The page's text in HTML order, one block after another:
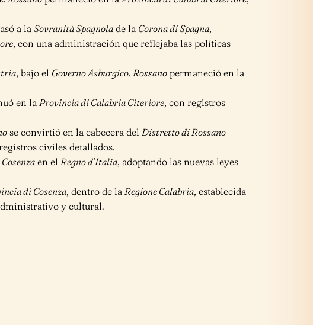
a la Sovranità Spagnola de la Corona di Spagna,
, con una administración que reflejaba las políticas
, bajo el Governo Asburgico. Rossano permaneció en la
en la Provincia di Calabria Citeriore, con registros
se convirtió en la cabecera del Distretto di Rossano
civiles detallados.
en el Regno d’Italia, adoptando las nuevas leyes
di Cosenza, dentro de la Regione Calabria, establecida
y cultural.